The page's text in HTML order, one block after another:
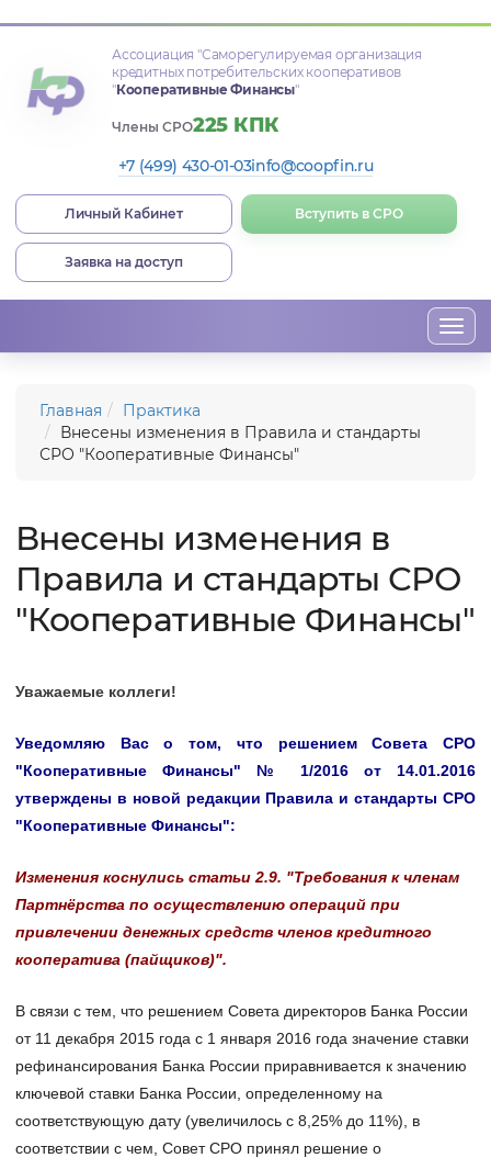
Ассоциация "Саморегулируемая организация
кредитных потребительских кооперативов
"Кооперативные Финансы"
Члены СРО225 КПК
+7 (499) 430-01-03info@coopfin.ru
Личный Кабинет Вступить в СРО
Заявка на доступ
Главная
Практика
Внесены изменения в Правила и стандарты
СРО "Кооперативные Финансы"
Внесены изменения в
Правила и стандарты СРО
"Кооперативные Финансы"
Уважаемые коллеги!
Уведомляю Вас о том, что решением Совета СРО
"Кооперативные Финансы" № 1/2016 от 14.01.2016
утверждены в новой редакции Правила и стандарты СРО
"Кооперативные Финансы":
Изменения коснулись статьи 2.9. "Требования к членам
Партнёрства по осуществлению операций при
привлечении денежных средств членов кредитного
кооператива (пайщиков)".
В связи с тем, что решением Совета директоров Банка России
от 11 декабря 2015 года с 1 января 2016 года значение ставки
рефинансирования Банка России приравнивается к значению
ключевой ставки Банка России, определенному на
соответствующую дату (увеличилось с 8,25% до 11%), в
соответствии с чем, Совет СРО принял решение о